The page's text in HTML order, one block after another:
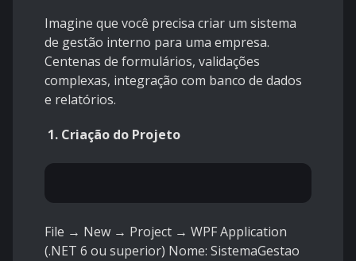
Imagine que você precisa criar um sistema
de gestão interno para uma empresa.
Centenas de formulários, validações
complexas, integração com banco de dados
e relatórios.
1. Criação do Projeto
File → New → Project → WPF Application
(.NET 6 ou superior) Nome: SistemaGestao